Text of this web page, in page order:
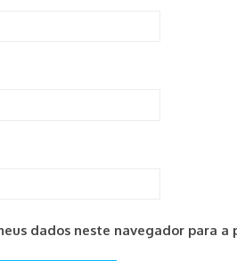
dados neste navegador para